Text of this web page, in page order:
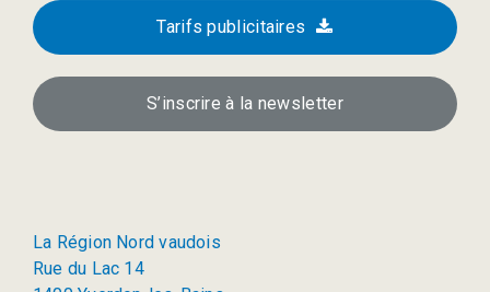
Tarifs publicitaires
S’inscrire à la newsletter
La Région Nord vaudois
Rue du Lac 14